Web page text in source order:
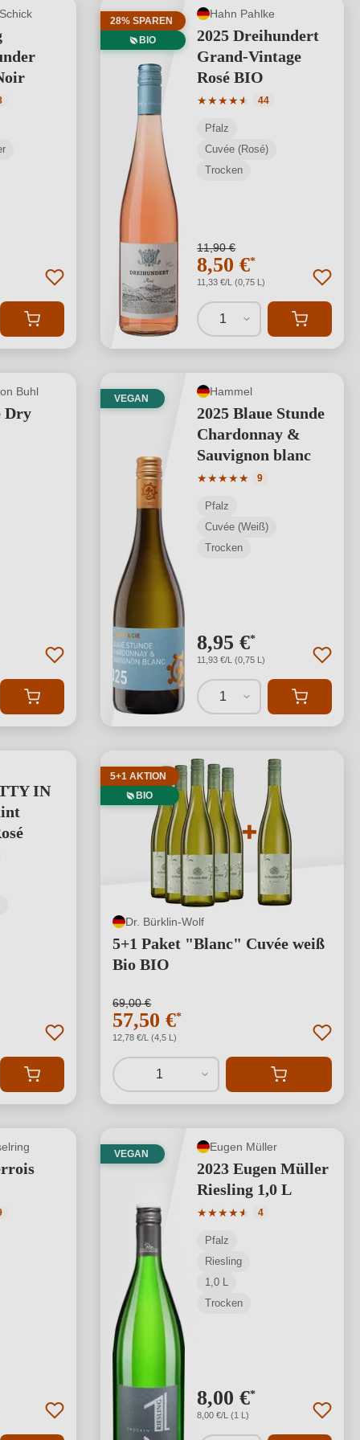
Bewertung von 4.67 von 5 Sternen
28% SPAREN
BIO
Hahn Pahlke
2025 Dreihundert
Grand-Vintage
Rosé BIO
★★★★★
★
Durchschnittliche
44
Pfalz
Cuvée (Rosé)
Trocken
11,90 €
8,50 €*
11,33 €/L (0,75 L)
1
Buhl
Dry
VEGAN
Hammel
2025 Blaue Stunde
Chardonnay &
Sauvignon blanc
★★★★★
Durchschnittliche
9
Pfalz
Cuvée (Weiß)
Trocken
8,95 €*
11,93 €/L (0,75 L)
1
IN
Bewertung von 5 von 5 Sternen
5+1 AKTION
BIO
Dr. Bürklin-Wolf
5+1 Paket "Blanc" Cuvée weiß
Bio BIO
69,00 €
57,50 €*
12,78 €/L (4,5 L)
1
Bewertung von 4.84 von 5 Sternen
VEGAN
Eugen Müller
2023 Eugen Müller
Riesling 1,0 L
★★★★★
★
Durchschnittliche
4
Pfalz
Riesling
1,0 L
Trocken
8,00 €*
8,00 €/L (1 L)